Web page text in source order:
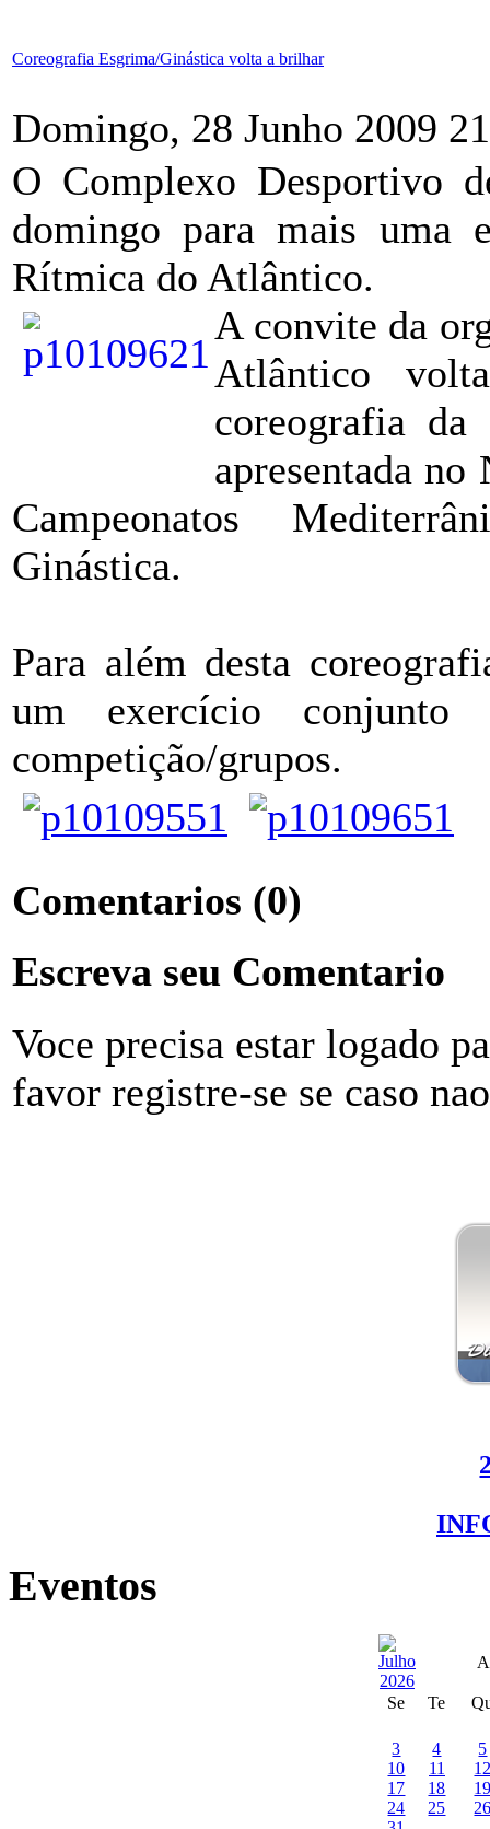
Coreografia Esgrima/Ginástica volta a brilhar
Domingo, 28 Junho 2009
O Complexo Desportivo
domingo para mais uma
Rítmica do Atlântico.
A convite da
Atlântico
coreografia
apresentada no
Campeonatos
Ginástica.
Para além desta
um exercício
competição/grupos.
Comentarios (0)
Escreva seu Comentario
Voce precisa estar logado
favor registre-se se caso
Eventos
Se Te
3 4
5
10
11
17
18
24
25